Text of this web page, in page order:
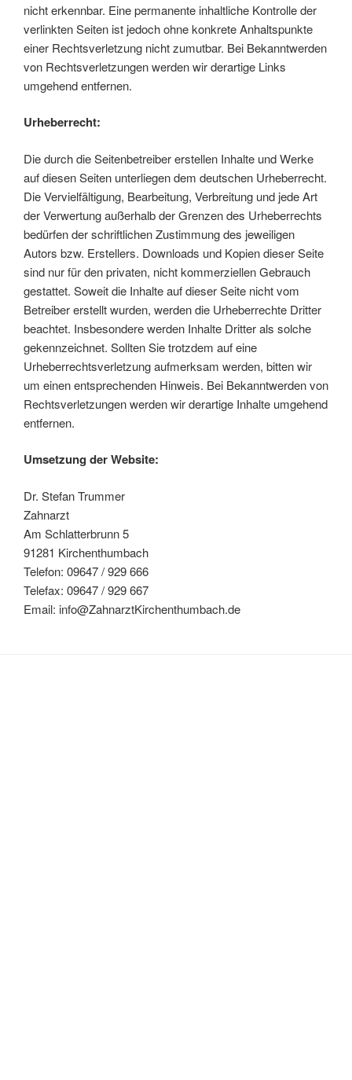
nicht erkennbar. Eine permanente inhaltliche Kontrolle der
verlinkten Seiten ist jedoch ohne konkrete Anhaltspunkte
einer Rechtsverletzung nicht zumutbar. Bei Bekanntwerden
von Rechtsverletzungen werden wir derartige Links
umgehend entfernen.
Urheberrecht:
Die durch die Seitenbetreiber erstellen Inhalte und Werke
auf diesen Seiten unterliegen dem deutschen Urheberrecht.
Die Vervielfältigung, Bearbeitung, Verbreitung und jede Art
der Verwertung außerhalb der Grenzen des Urheberrechts
bedürfen der schriftlichen Zustimmung des jeweiligen
Autors bzw. Erstellers. Downloads und Kopien dieser Seite
sind nur für den privaten, nicht kommerziellen Gebrauch
gestattet. Soweit die Inhalte auf dieser Seite nicht vom
Betreiber erstellt wurden, werden die Urheberrechte Dritter
beachtet. Insbesondere werden Inhalte Dritter als solche
gekennzeichnet. Sollten Sie trotzdem auf eine
Urheberrechtsverletzung aufmerksam werden, bitten wir
um einen entsprechenden Hinweis. Bei Bekanntwerden von
Rechtsverletzungen werden wir derartige Inhalte umgehend
entfernen.
Umsetzung der Website:
Dr. Stefan Trummer
Zahnarzt
Am Schlatterbrunn 5
91281 Kirchenthumbach
Telefon: 09647 / 929 666
Telefax: 09647 / 929 667
Email: info@ZahnarztKirchenthumbach.de